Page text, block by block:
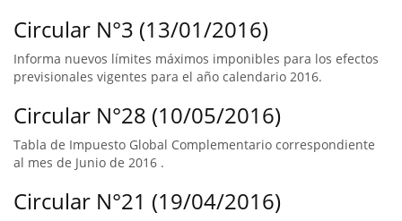
Circular N°3 (13/01/2016)
Informa nuevos límites máximos imponibles para los efectos
previsionales vigentes para el año calendario 2016.
Circular N°28 (10/05/2016)
Tabla de Impuesto Global Complementario correspondiente
al mes de Junio de 2016 .
Circular N°21 (19/04/2016)